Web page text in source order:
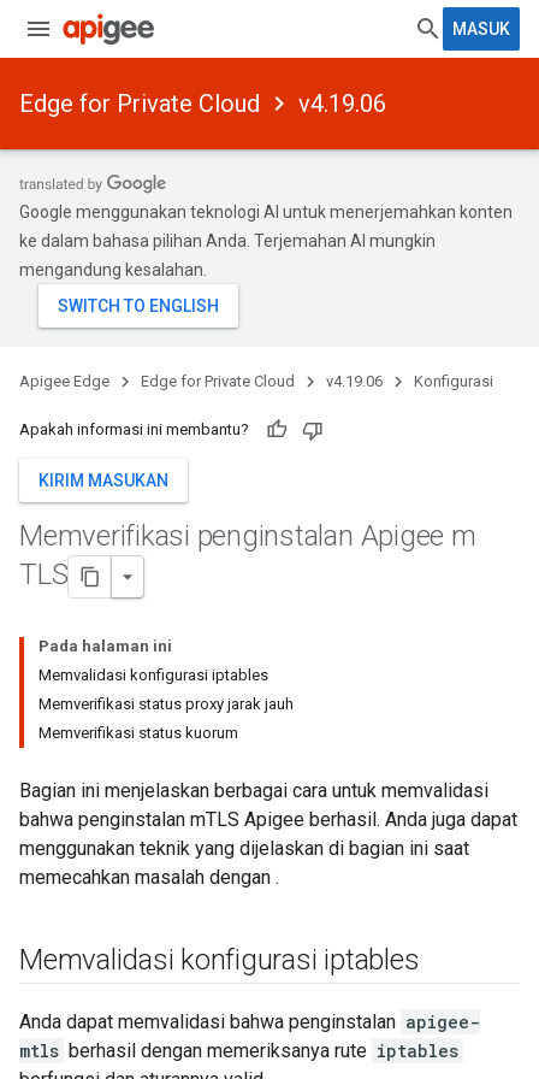
MASUK
Edge for Private Cloud v4.19.06
Google menggunakan teknologi AI untuk menerjemahkan konten
ke dalam bahasa pilihan Anda. Terjemahan AI mungkin
mengandung kesalahan.
Apigee Edge Edge for Private Cloud v4.19.06 Konfigurasi
Apakah informasi ini membantu?
KIRIM MASUKAN
Memverifikasi penginstalan Apigee m
TLS
Pada halaman ini
Memvalidasi konfigurasi iptables
Memverifikasi status proxy jarak jauh
Memverifikasi status kuorum
Bagian ini menjelaskan berbagai cara untuk memvalidasi
bahwa penginstalan mTLS Apigee berhasil. Anda juga dapat
menggunakan teknik yang dijelaskan di bagian ini saat
memecahkan masalah dengan .
Memvalidasi konfigurasi iptables
Anda dapat memvalidasi bahwa penginstalan apigee-
mtls berhasil dengan memeriksanya rute iptables